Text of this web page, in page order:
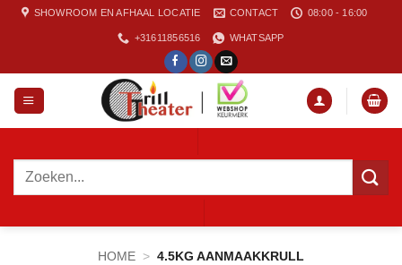
SHOWROOM EN AFHAAL LOCATIE CONTACT 08:00 - 16:00
+31611856516 WHATSAPP
Zoeken
HOME > 4.5KG AANMAAKKRULL